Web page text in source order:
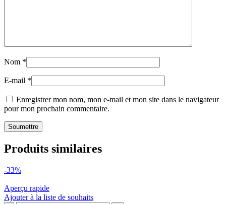
Nom *
E-mail *
Enregistrer mon nom, mon e-mail et mon site dans le navigateur
pour mon prochain commentaire.
Produits similaires
-33%
Aperçu rapide
Ajouter à la liste de souhaits